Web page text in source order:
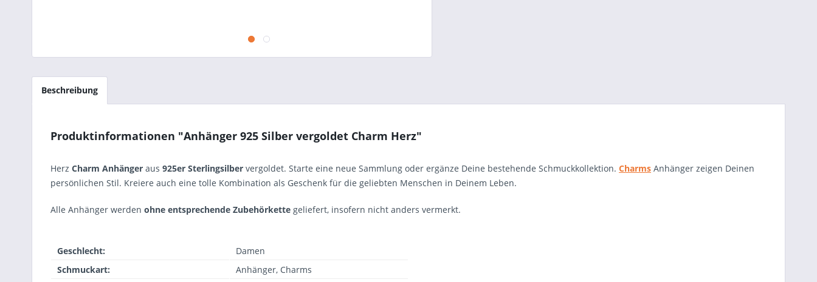
Beschreibung
Produktinformationen "Anhänger 925 Silber vergoldet Charm Herz"
Herz Charm Anhänger aus 925er Sterlingsilber vergoldet. Starte eine neue Sammlung oder ergänze Deine bestehende Schmuckkollektion. Charms Anhänger zeigen Deinen
persönlichen Stil. Kreiere auch eine tolle Kombination als Geschenk für die geliebten Menschen in Deinem Leben.
Alle Anhänger werden ohne entsprechende Zubehörkette geliefert, insofern nicht anders vermerkt.
Geschlecht:
Damen
Schmuckart:
Anhänger, Charms